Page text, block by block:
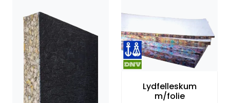
Lydfelleskum
m/folie
Fritid/Sikkerhet
Båtpleie/Opplag
Seil